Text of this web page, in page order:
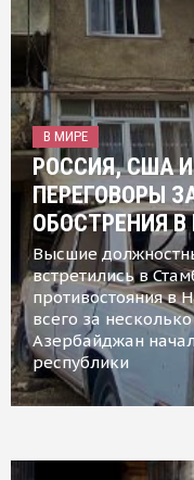
В МИРЕ
РОССИЯ, США
ПЕРЕГОВОРЫ
ОБОСТРЕНИЯ
Высшие
встретились в
противостояния в
всего за
Азербайджан
республики